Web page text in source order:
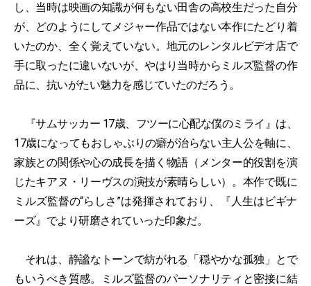
し、当時は映画の知識が何もない田舎の高校生だった自分
が、どのようにしてメジャー作品ではない本作にたどり着
いたのか、全く覚えていない。地元のレンタルビデオ店で
手に取ったに違いないが、やはり当時からミルズ監督の作
品に、抗いがたい魅力を感じていたのだろう。
『サムサッカー 17歳、フツーに心配な僕のミライ』は、
17歳になってもおしゃぶりの癖が治らない主人公を軸に、
家族との関係や心の成長を描く物語（メンター的役割を演
じたキアヌ・リーヴスの演技が素晴らしい）。本作で既に
ミルズ監督の“らしさ”は発揮されており、『人生はビギナ
ーズ』でより研磨されていった印象だ。
それは、静謐なトーンで紡がれる「穏やかな孤独」とで
もいうべき質感。ミルズ監督のパーソナリティと密接に結